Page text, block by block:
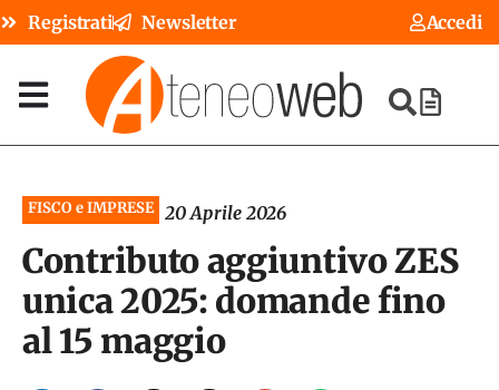
Registrati Newsletter Accedi
FISCO e IMPRESE 20 Aprile 2026
Contributo aggiuntivo ZES
unica 2025: domande fino
al 15 maggio